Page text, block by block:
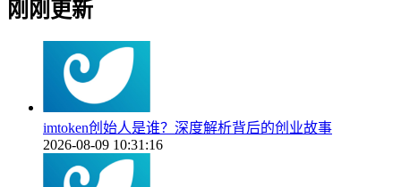
刚刚更新
imtoken创始人是谁？深度解析背后的创业故事
2026-08-09 10:31:16